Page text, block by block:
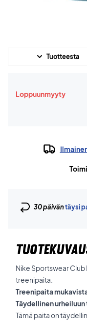
Tuotteesta
Loppuunmyyty
30 päiväntäysi
Nike Sportswear
treenipaita.
Treenipaita
Täydellinen
Tämä paita on